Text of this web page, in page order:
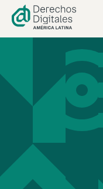
contenido